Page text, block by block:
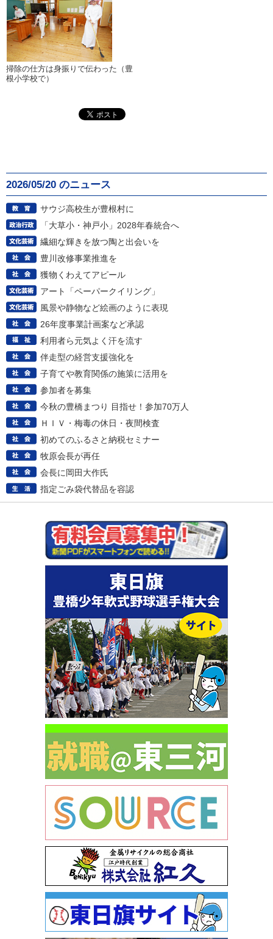
掃除の仕方は身振りで伝わった（豊
根小学校で）
2026/05/20 のニュース
サウジ高校生が豊根村に
「大草小・神戸小」2028年春統合へ
繊細な輝きを放つ陶と出会いを
豊川改修事業推進を
獲物くわえてアピール
アート「ペーパークイリング」
風景や静物など絵画のように表現
26年度事業計画案など承認
利用者ら元気よく汗を流す
伴走型の経営支援強化を
子育てや教育関係の施策に活用を
参加者を募集
今秋の豊橋まつり 目指せ！参加70万人
ＨＩＶ・梅毒の休日・夜間検査
初めてのふるさと納税セミナー
牧原会長が再任
会長に岡田大作氏
指定ごみ袋代替品を容認